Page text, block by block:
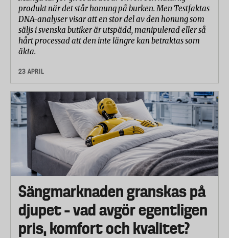
produkt när det står honung på burken. Men Testfaktas
DNA-analyser visar att en stor del av den honung som
säljs i svenska butiker är utspädd, manipulerad eller så
hårt processad att den inte längre kan betraktas som
äkta.
23 APRIL
Sängmarknaden granskas på
djupet – vad avgör egentligen
pris, komfort och kvalitet?